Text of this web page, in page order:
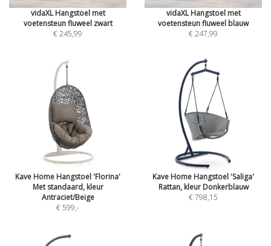
vidaXL Hangstoel met
voetensteun fluweel zwart
€ 245,99
vidaXL Hangstoel met
voetensteun fluweel blauw
€ 247,99
Kave Home Hangstoel 'Florina'
Met standaard, kleur
Antraciet/Beige
€ 599,-
Kave Home Hangstoel 'Saliga'
Rattan, kleur Donkerblauw
€ 798,15